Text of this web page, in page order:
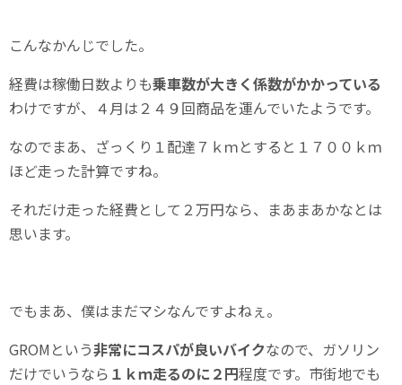
こんなかんじでした。
経費は稼働日数よりも乗車数が大きく係数がかかっている
わけですが、４月は２４９回商品を運んでいたようです。
なのでまあ、ざっくり１配達７ｋｍとすると１７００ｋｍ
ほど走った計算ですね。
それだけ走った経費として２万円なら、まあまあかなとは
思います。
でもまあ、僕はまだマシなんですよねぇ。
GROMという非常にコスパが良いバイクなので、ガソリン
だけでいうなら １ｋｍ走るのに２円程度です。市街地でも